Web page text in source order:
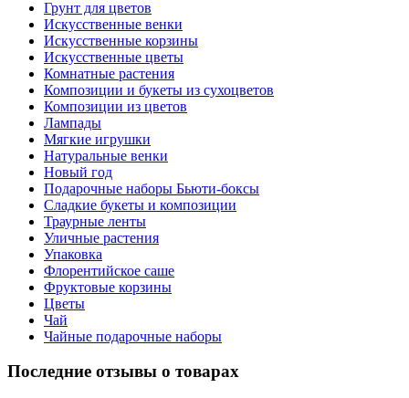
Грунт для цветов
Искусственные венки
Искусственные корзины
Искусственные цветы
Комнатные растения
Композиции и букеты из сухоцветов
Композиции из цветов
Лампады
Мягкие игрушки
Натуральные венки
Новый год
Подарочные наборы Бьюти-боксы
Сладкие букеты и композиции
Траурные ленты
Уличные растения
Упаковка
Флорентийское саше
Фруктовые корзины
Цветы
Чай
Чайные подарочные наборы
Последние отзывы о товарах